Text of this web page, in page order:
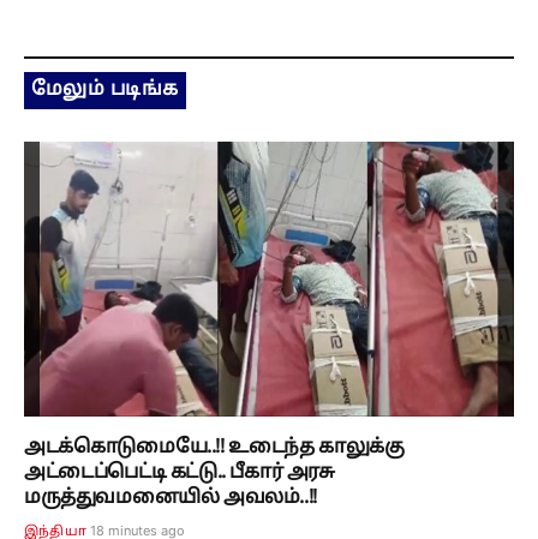
மேலும் படிங்க
அடக்கொடுமையே..!! உடைந்த காலுக்கு
அட்டைப்பெட்டி கட்டு.. பீகார் அரசு
மருத்துவமனையில் அவலம்..!!
இந்தியா 18 minutes ago